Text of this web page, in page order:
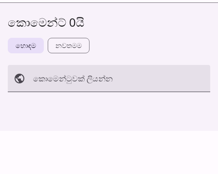
කොමෙන්ට් 0යි
හොඳම නවත​මම
කොමෙන්ටුව​ක් ලියන්න